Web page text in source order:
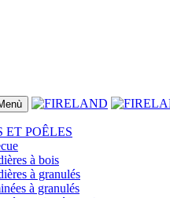
ET POÊLES
à bois
à granulés
à granulés